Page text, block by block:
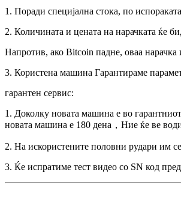
1. Поради специјална стока, по
2. Количината и цената на нарачката ќе
Напротив, ако Bitcoin падне, оваа нарачка
3. Користена машина Гарантираме
гарантен сервис:
1. Доколку новата машина е во
новата машина е 180 дена，Ние ќе ве
2. На искористените половни рудари им
3. Ќе испратиме тест видео со SN код